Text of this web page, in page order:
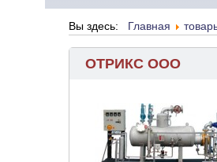
Вы здесь: Главная
ОТРИКС ООО